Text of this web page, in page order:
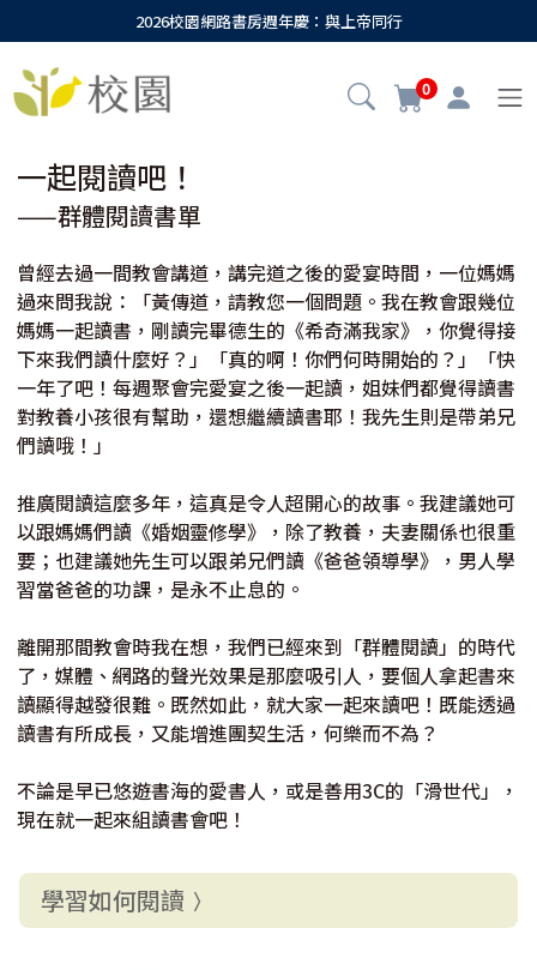
2026校園網路書房週年慶：與上帝同行
0
一起閱讀吧！
——群體閱讀書單
曾經去過一間教會講道，講完道之後的愛宴時間，一位媽媽
過來問我說：「黃傳道，請教您一個問題。我在教會跟幾位
媽媽一起讀書，剛讀完畢德生的《希奇滿我家》，你覺得接
下來我們讀什麼好？」「真的啊！你們何時開始的？」「快
一年了吧！每週聚會完愛宴之後一起讀，姐妹們都覺得讀書
對教養小孩很有幫助，還想繼續讀書耶！我先生則是帶弟兄
們讀哦！」
推廣閱讀這麼多年，這真是令人超開心的故事。我建議她可
以跟媽媽們讀《婚姻靈修學》，除了教養，夫妻關係也很重
要；也建議她先生可以跟弟兄們讀《爸爸領導學》，男人學
習當爸爸的功課，是永不止息的。
離開那間教會時我在想，我們已經來到「群體閱讀」的時代
了，媒體、網路的聲光效果是那麼吸引人，要個人拿起書來
讀顯得越發很難。既然如此，就大家一起來讀吧！既能透過
讀書有所成長，又能增進團契生活，何樂而不為？
不論是早已悠遊書海的愛書人，或是善用3C的「滑世代」，
現在就一起來組讀書會吧！
學習如何閱讀